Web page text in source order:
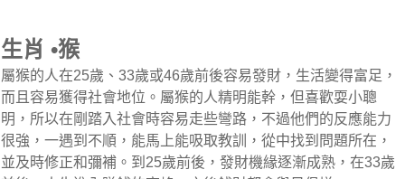
生肖 •猴
屬猴的人在25歲、33歲或46歲前後容易發財，生活變得富足，
而且容易獲得社會地位。屬猴的人精明能幹，但喜歡耍小聰
明，所以在剛踏入社會時容易走些彎路，不過他們的反應能力
很強，一遇到不順，能馬上能吸取教訓，從中找到問題所在，
並及時修正和彌補。到25歲前後，發財機緣逐漸成熟，在33歲